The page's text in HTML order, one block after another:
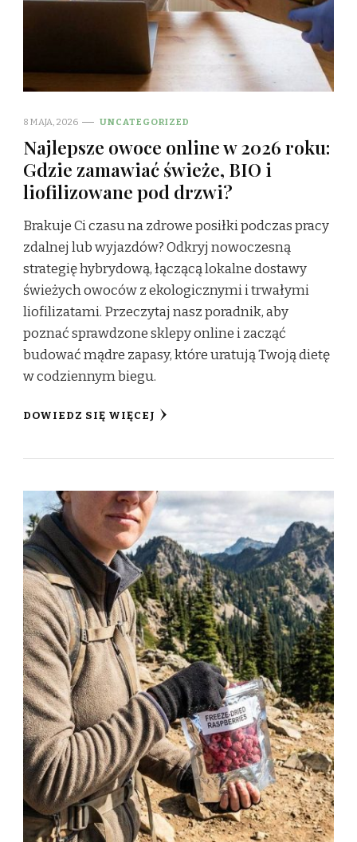
8 MAJA, 2026 UNCATEGORIZED
Najlepsze owoce online w 2026 roku:
Gdzie zamawiać świeże, BIO i
liofilizowane pod drzwi?
Brakuje Ci czasu na zdrowe posiłki podczas pracy
zdalnej lub wyjazdów? Odkryj nowoczesną
strategię hybrydową, łączącą lokalne dostawy
świeżych owoców z ekologicznymi i trwałymi
liofilizatami. Przeczytaj nasz poradnik, aby
poznać sprawdzone sklepy online i zacząć
budować mądre zapasy, które uratują Twoją dietę
w codziennym biegu.
DOWIEDZ SIĘ WIĘCEJ